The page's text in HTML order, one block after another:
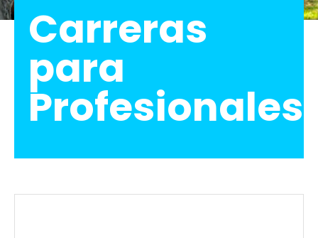
Carreras
para
Profesionales